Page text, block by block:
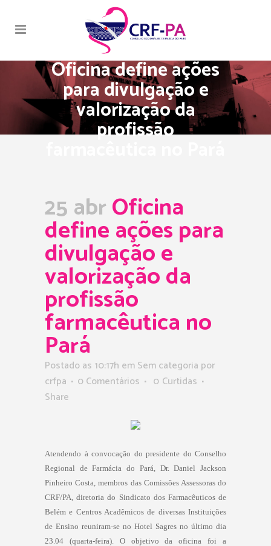
Oficina define ações
para divulgação e
valorização da
profissão
25 abrOficina
define ações para
divulgação e
valorização da
profissão
farmacêutica no
Pará
Postado as 10:17h em Sem categoria por
crfpa
0 Comentários 0 Curtidas
Share
Atendendo à convocação do presidente do Conselho
Regional de Farmácia do Pará, Dr. Daniel Jackson
Pinheiro Costa, membros das Comissões Assessoras do
CRF/PA, diretoria do Sindicato dos Farmacêuticos de
Belém e Centros Acadêmicos de diversas Instituições
de Ensino reuniram-se no Hotel Sagres no último dia
23.04 (quarta-feira). O objetivo da oficina foi a